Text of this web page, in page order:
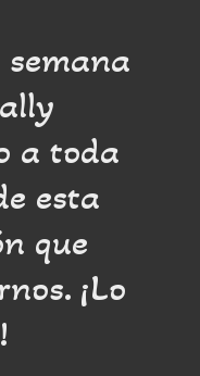
a toda
esta
que
¡Lo